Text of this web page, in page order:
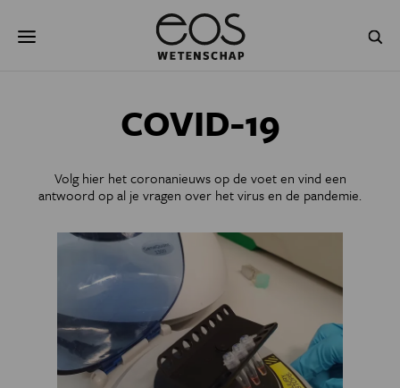
naar
GEZONDHEID
NATUURWETENSCHAPPEN GESCHIEDENIS
PSYCHE & BREIN BLOGS
PODCAST AGENDA
JONGE UITDAGERS
COVID-19
Volg hier het coronanieuws op de voet en vind een
antwoord op al je vragen over het virus en de pandemie.